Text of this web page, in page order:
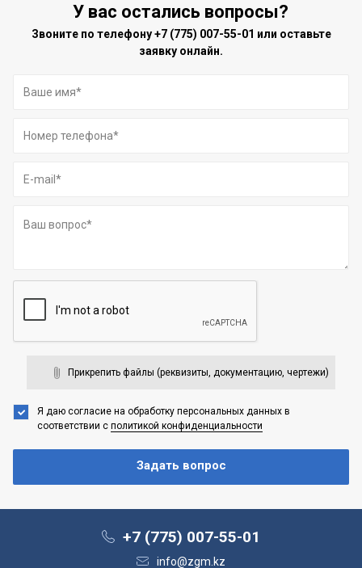
У вас остались вопросы?
Звоните по телефону+7 (775) 007-55-01 или оставьте
заявку онлайн.
Прикрепить файлы (реквизиты, документацию, чертежи)
Я даю согласие на обработку персональных данных в
соответствии с политикой конфиденциальности
+7 (775) 007-55-01
info@zgm.kz